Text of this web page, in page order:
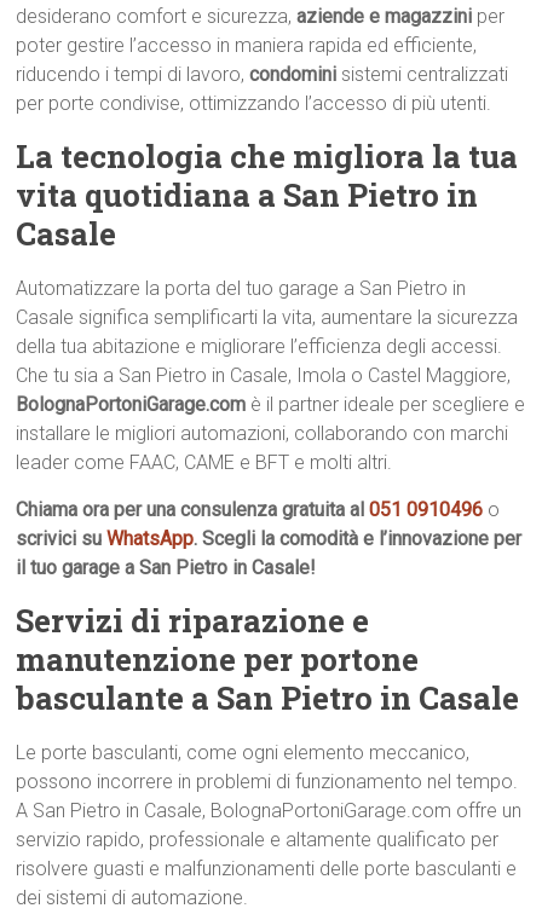
desiderano comfort e sicurezza,aziende e magazzini per
poter gestire l’accesso in maniera rapida ed efficiente,
riducendo i tempi di lavoro,condomini sistemi centralizzati
per porte condivise, ottimizzando l’accesso di più utenti.
La tecnologia che migliora la tua
vita quotidiana a San Pietro in
Casale
Automatizzare la porta del tuo garage a San Pietro in
Casale significa semplificarti la vita, aumentare la sicurezza
della tua abitazione e migliorare l’efficienza degli accessi.
Che tu sia a San Pietro in Casale, Imola o Castel Maggiore,
BolognaPortoniGarage.com è il partner ideale per scegliere e
installare le migliori automazioni, collaborando con marchi
leader come FAAC, CAME e BFT e molti altri.
Chiama ora per una consulenza gratuita al051 0910496 o
scrivici suWhatsApp. Scegli la comodità e l’innovazione per
il tuo garage a San Pietro in Casale!
Servizi di riparazione e
manutenzione per portone
basculante a San Pietro in Casale
Le porte basculanti, come ogni elemento meccanico,
possono incorrere in problemi di funzionamento nel tempo.
A San Pietro in Casale, BolognaPortoniGarage.com offre un
servizio rapido, professionale e altamente qualificato per
risolvere guasti e malfunzionamenti delle porte basculanti e
dei sistemi di automazione.